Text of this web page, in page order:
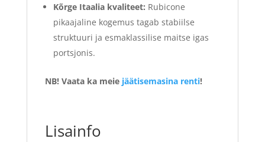
Kõrge Itaalia kvaliteet: Rubicone
pikaajaline kogemus tagab stabiilse
struktuuri ja esmaklassilise maitse igas
portsjonis.
NB! Vaata ka meie jäätisemasina renti!
Lisainfo